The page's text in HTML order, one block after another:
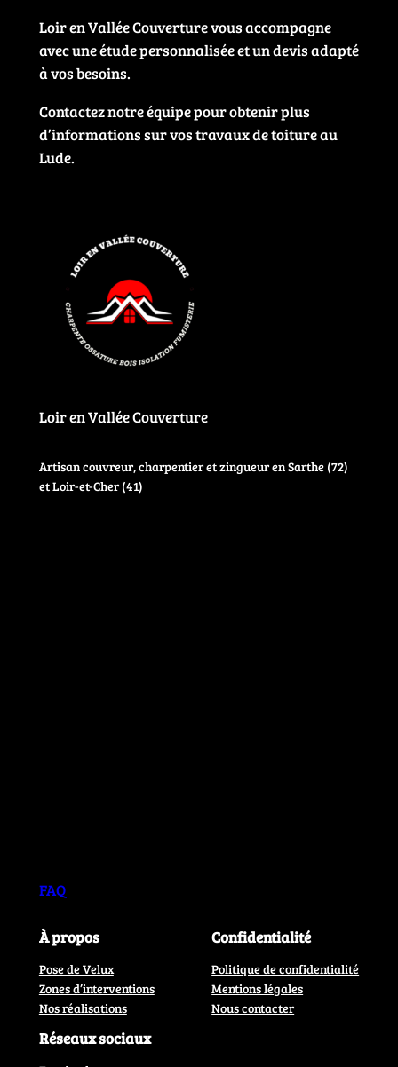
Loir en Vallée Couverture vous accompagne
avec une étude personnalisée et un devis adapté
à vos besoins.
Contactez notre équipe pour obtenir plus
d’informations sur vos travaux de toiture au
Lude.
Loir en Vallée Couverture
Artisan couvreur, charpentier et zingueur en Sarthe (72)
et Loir-et-Cher (41)
FAQ
À propos
Pose de Velux
Zones d’interventions
Nos réalisations
Confidentialité
Politique de confidentialité
Mentions légales
Nous contacter
Réseaux sociaux